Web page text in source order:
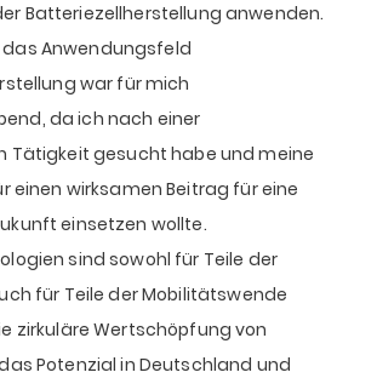
Batteriezellherstellung anwenden.
Anwendungsfeld
war für mich
da ich nach einer
Tätigkeit gesucht habe und meine
einen wirksamen Beitrag für eine
einsetzen wollte.
sind sowohl für Teile der
für Teile der Mobilitätswende
zirkuläre Wertschöpfung von
Potenzial in Deutschland und